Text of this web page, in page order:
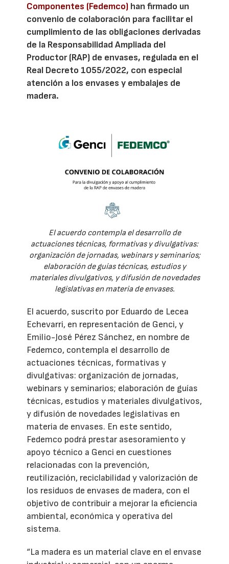
Componentes (Fedemco) han firmado un
convenio de colaboración para facilitar el
cumplimiento de las obligaciones derivadas
de la Responsabilidad Ampliada del
Productor (RAP) de envases, regulada en el
Real Decreto 1055/2022, con especial
atención a los envases y embalajes de
madera.
El acuerdo contempla el desarrollo de
actuaciones técnicas, formativas y divulgativas:
organización de jornadas, webinars y seminarios;
elaboración de guías técnicas, estudios y
materiales divulgativos, y difusión de novedades
legislativas en materia de envases.
El acuerdo, suscrito por Eduardo de Lecea
Echevarri, en representación de Genci, y
Emilio-José Pérez Sánchez, en nombre de
Fedemco, contempla el desarrollo de
actuaciones técnicas, formativas y
divulgativas: organización de jornadas,
webinars y seminarios; elaboración de guías
técnicas, estudios y materiales divulgativos,
y difusión de novedades legislativas en
materia de envases. En este sentido,
Fedemco podrá prestar asesoramiento y
apoyo técnico a Genci en cuestiones
relacionadas con la prevención,
reutilización, reciclabilidad y valorización de
los residuos de envases de madera, con el
objetivo de contribuir a mejorar la eficiencia
ambiental, económica y operativa del
sistema.
“La madera es un material clave en el envase